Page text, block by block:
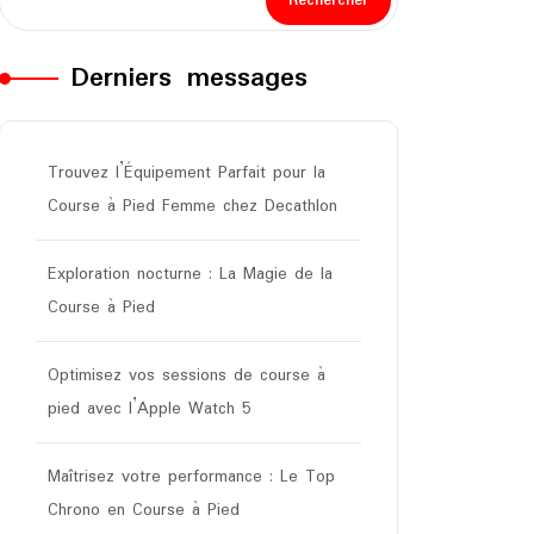
Derniers messages
Trouvez l’Équipement Parfait pour la
Course à Pied Femme chez Decathlon
Exploration nocturne : La Magie de la
Course à Pied
Optimisez vos sessions de course à
pied avec l’Apple Watch 5
Maîtrisez votre performance : Le Top
Chrono en Course à Pied